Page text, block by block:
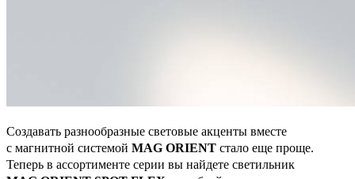
Создавать разнообразные световые акценты вместе
с магнитной системой MAG ORIENT стало еще проще.
Теперь в ассортименте серии вы найдете светильник